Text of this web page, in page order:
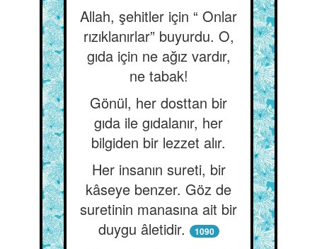
Allah, şehitler için “ Onlar
rızıklanırlar” buyurdu. O,
gıda için ne ağız vardır,
ne tabak!
Gönül, her dosttan bir
gıda ile gıdalanır, her
bilgiden bir lezzet alır.
Her insanın sureti, bir
kâseye benzer. Göz de
suretinin manasına ait bir
duygu âletidir.
1090